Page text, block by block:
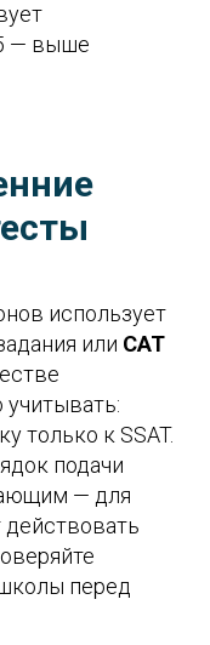
— выше
использует
или CAT
учитывать:
только к SSAT.
подачи
— для
действовать
перед